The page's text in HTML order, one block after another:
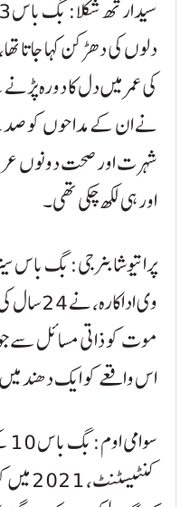
کی عمر میں دل کا دورہ
نے ان کے مداحوں کو
شہرت اور صحت دونوں
اور ہی لکھ چکی تھی۔
وی
موت کو ذاتی مسائل سے
اس واقعے کو ایک دھند میں